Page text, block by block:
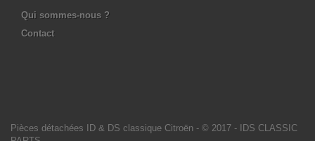
Qui sommes-nous ?
Contact
Pièces détachées ID & DS classique Citroën - © 2017 - IDS CLASSIC